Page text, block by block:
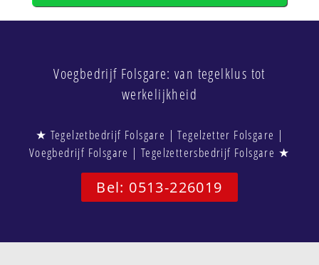
Voegbedrijf Folsgare: van tegelklus tot
werkelijkheid
★ Tegelzetbedrijf Folsgare | Tegelzetter Folsgare |
Voegbedrijf Folsgare | Tegelzettersbedrijf Folsgare ★
Bel: 0513-226019